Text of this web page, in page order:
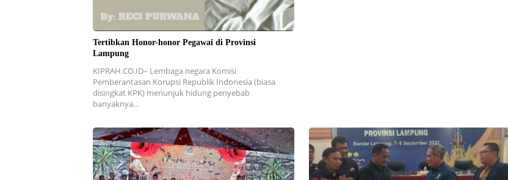
Tertibkan Honor-honor Pegawai di Provinsi
Lampung
KIPRAH.CO.ID– Lembaga negara Komisi
Pemberantasan Korupsi Republik Indonesia (biasa
disingkat KPK) menunjuk hidung penyebab
banyaknya…